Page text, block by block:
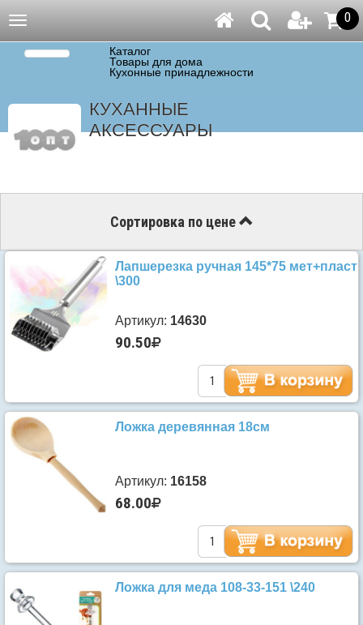
Навигация 0
Каталог
Товары для дома
Кухонные принадлежности
КУХАННЫЕ
АКСЕССУАРЫ
Сортировка по цене
Лапшерезка ручная 145*75 мет+пласт
\300
Артикул: 14630
90.50
Ложка деревянная 18см
Артикул: 16158
68.00
Ложка для меда 108-33-151 \240